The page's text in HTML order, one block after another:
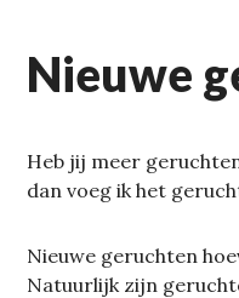
Nieuwe
Heb jij meer
dan voeg ik het
Nieuwe geruchten
Natuurlijk zijn